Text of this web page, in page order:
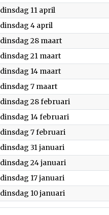
dinsdag 11 april
dinsdag 4 april
dinsdag 28 maart2023
dinsdag 21 maart2023
dinsdag 14 maart2023
dinsdag 7 maart2023
dinsdag 28 februari
dinsdag 14 februari
dinsdag 7 februari
dinsdag 31 januari
dinsdag 24 januari
dinsdag 17 januari
dinsdag 10 januari